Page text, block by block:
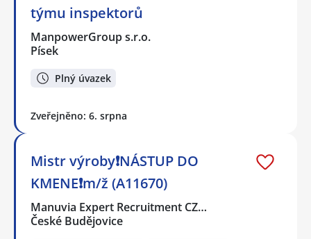
týmu inspektorů
ManpowerGroup s.r.o.
Písek
Plný úvazek
Zveřejněno: 6. srpna
Mistr výroby❗NÁSTUP DO
KMENE❗m/ž (A11670)
Manuvia Expert Recruitment CZ…
České Budějovice